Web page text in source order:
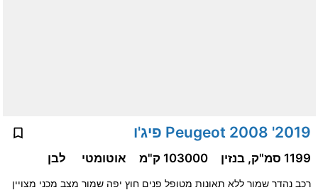
2019' Peugeot 2008 פיג'ו
1199 סמ"ק, בנזין 103000 ק"מ אוטומטי לבן
רכב נהדר שמור ללא תאונות מטופל פנים חוץ יפה שמור מצב מכני מצויין